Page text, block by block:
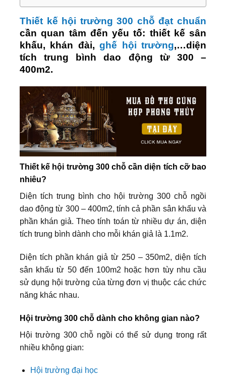
Thiết kế hội trường 300 chỗ đạt chuẩn
cần quan tâm đến yếu tố: thiết kế sân
khấu, khán đài,ghế hội trường,…diện
tích trung bình dao động từ 300 –
400m2.
Thiết kế hội trường 300 chỗ cần diện tích cỡ bao
nhiêu?
Diện tích trung bình cho hội trường 300 chỗ ngồi
dao động từ 300 – 400m2, tính cả phần sân khấu và
phần khán giả. Theo tính toán từ nhiều dự án, diện
tích trung bình dành cho mỗi khán giả là 1.1m2.
Diện tích phần khán giả từ 250 – 350m2, diện tích
sân khấu từ 50 đến 100m2 hoặc hơn tùy nhu cầu
sử dụng hội trường của từng đơn vị thuộc các chức
năng khác nhau.
Hội trường 300 chỗ dành cho không gian nào?
Hội trường 300 chỗ ngồi có thể sử dụng trong rất
nhiều không gian:
Hội trường đại học